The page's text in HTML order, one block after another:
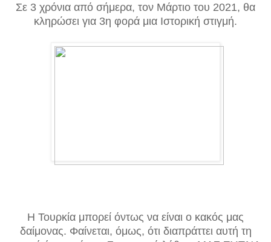
Σε 3 χρόνια από σήμερα, τον Μάρτιο του 2021, θα
κληρώσει για 3η φορά μια Ιστορική στιγμή.
Η Τουρκία μπορεί όντως να είναι ο κακός μας
δαίμονας. Φαίνεται, όμως, ότι διαπράττει αυτή τη